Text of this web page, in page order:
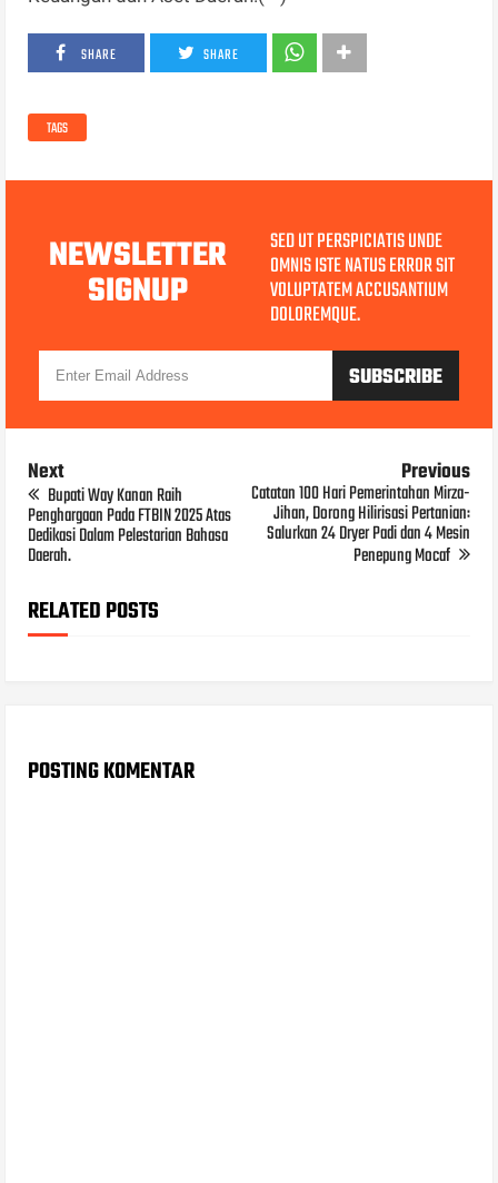
SHARE SHARE
TAGS
NEWSLETTER
SIGNUP
SED UT PERSPICIATIS UNDE
OMNIS ISTE NATUS ERROR SIT
VOLUPTATEM ACCUSANTIUM
DOLOREMQUE.
Next
Bupati Way Kanan Raih
Penghargaan Pada FTBIN 2025 Atas
Dedikasi Dalam Pelestarian Bahasa
Daerah.
Previous
Catatan 100 Hari Pemerintahan Mirza-
Jihan, Dorong Hilirisasi Pertanian:
Salurkan 24 Dryer Padi dan 4 Mesin
Penepung Mocaf
RELATED POSTS
POSTING KOMENTAR